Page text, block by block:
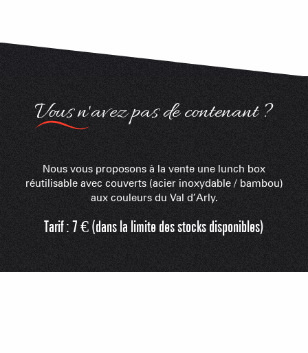
Vous n'avez pas de contenant ?
Nous vous proposons à la vente une lunch box
réutilisable avec couverts (acier inoxydable / bambou)
aux couleurs du Val d’Arly.
Tarif : 7 € (dans la limite des stocks disponibles)